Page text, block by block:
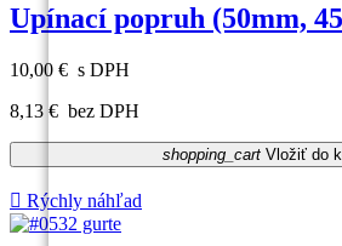
Upínací popruh (50mm,
10,00 € s DPH
8,13 € bez DPH
shopping_cart Vložiť do
 Rýchly náhľad